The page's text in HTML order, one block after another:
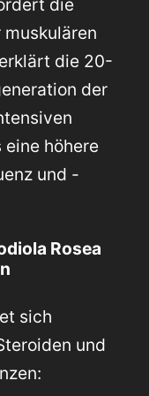
die 20-
der
höhere
und -
Rosea
sich
und